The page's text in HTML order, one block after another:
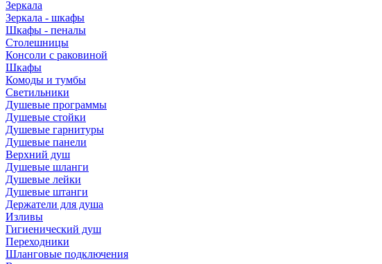
Зеркала
Зеркала - шкафы
Шкафы - пеналы
Столешницы
Консоли с раковиной
Шкафы
Комоды и тумбы
Светильники
Душевые программы
Душевые стойки
Душевые гарнитуры
Душевые панели
Верхний душ
Душевые шланги
Душевые лейки
Душевые штанги
Держатели для душа
Изливы
Гигиенический душ
Переходники
Шланговые подключения